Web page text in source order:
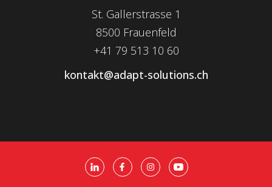
St. Gallerstrasse 1
8500 Frauenfeld
+41 79 513 10 60
kontakt@adapt-solutions.ch